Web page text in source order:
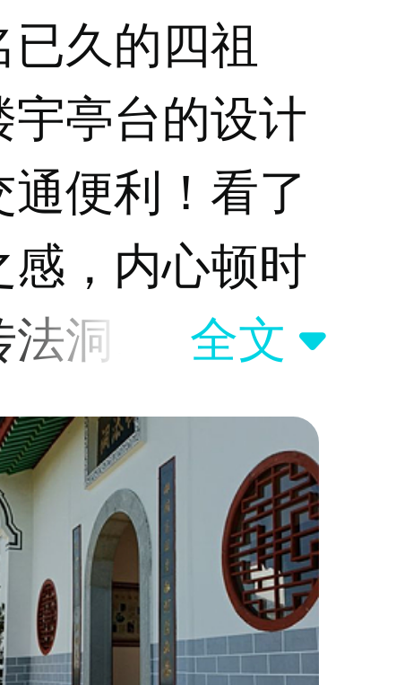
久的四祖
亭台的设计
便利！看了
感，内心顿时
法洞、芦雨
公元450年大
位），一路块
全文 